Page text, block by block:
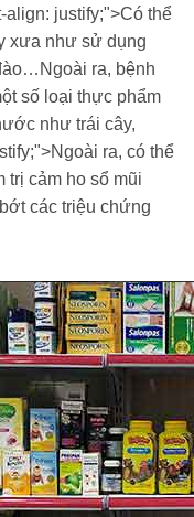
justify;">Có thể
xưa như sử dụng
ra, bệnh
số loại thực phẩm
như trái cây,
ra, có thể
trị cảm ho sổ mũi
các triệu chứng